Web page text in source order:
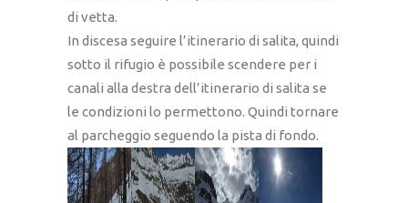
di vetta.
In discesa seguire l’itinerario di salita, quindi
sotto il rifugio è possibile scendere per i
canali alla destra dell’itinerario di salita se
le condizioni lo permettono. Quindi tornare
al parcheggio seguendo la pista di fondo.